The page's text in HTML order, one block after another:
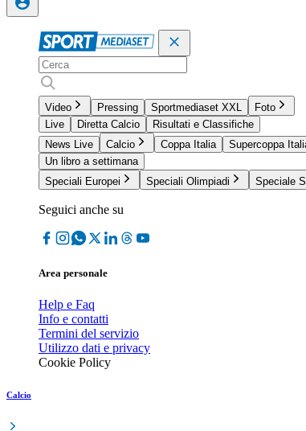
Video Pressing Sportmediaset XXL
Foto
Live
Diretta Calcio
Risultati e Classifiche
News Live
Calcio Coppa Italia Supercoppa
Un libro a settimana
Speciali Europei
Speciali Olimpiadi Speciale
Seguici anche su
Area personale
Help e Faq
Info e contatti
Termini del servizio
Utilizzo dati e privacy
Cookie Policy
Calcio